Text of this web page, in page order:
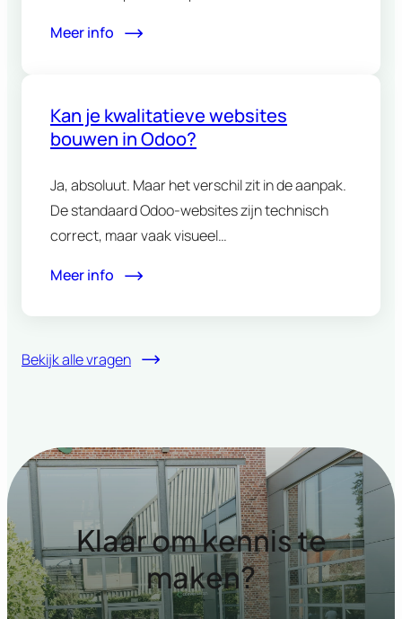
Meer info
Kan je kwalitatieve websites
bouwen in Odoo?
Ja, absoluut. Maar het verschil zit in de aanpak.
De standaard Odoo-websites zijn technisch
correct, maar vaak visueel…
Meer info
Bekijk alle vragen
Klaar om kennis te
maken?